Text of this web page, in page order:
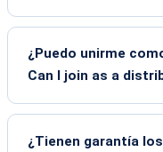
¿Puedo unirme
Can I join as a
¿Tienen garantía